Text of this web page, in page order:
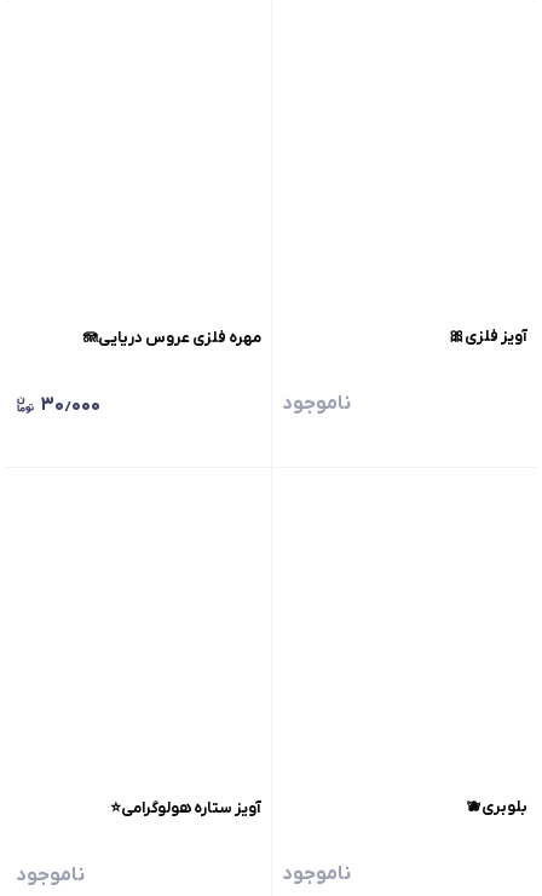
آویز فلزی🎀
ناموجود
مهره فلزی عروس دریایی🪼
۳۰٫۰۰۰
بلوبری🫐
ناموجود
آویز ستاره هولوگرامی⭐️
ناموجود